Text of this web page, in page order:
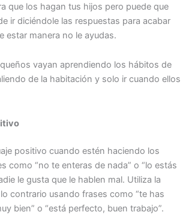
que los hagan tus hijos pero puede que
ir diciéndole las respuestas para acabar
estar manera no le ayudas.
vayan aprendiendo los hábitos de
de la habitación y solo ir cuando ellos
positivo cuando estén haciendo los
como “no te enteras de nada” o “lo estás
le gusta que le hablen mal. Utiliza la
contrario usando frases como “te has
bien” o “está perfecto, buen trabajo”.